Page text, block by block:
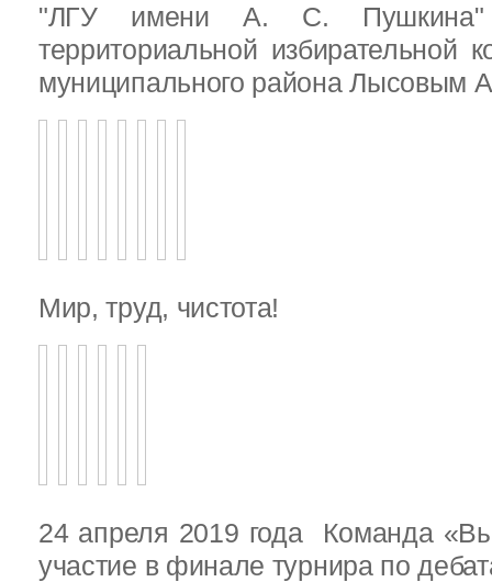
"ЛГУ имени А. С. Пушкина"
территориальной избирательной
муниципального района Лысовым
Мир, труд, чистота!
24 апреля 2019 года Команда
участие в финале турнира по